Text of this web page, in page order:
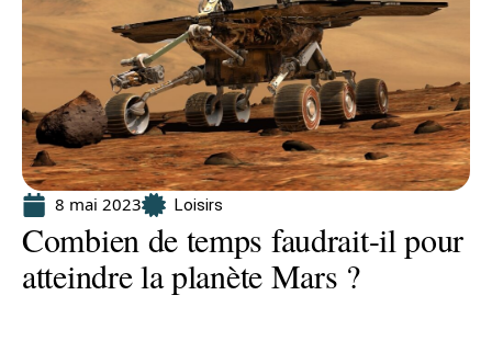
8 mai 2023 Loisirs
Combien de temps faudrait-il pour
atteindre la planète Mars ?